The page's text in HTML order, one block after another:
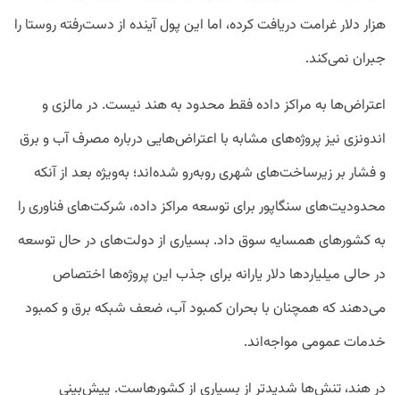
هزار دلار غرامت دریافت کرده، اما این پول آینده از دست‌رفته روستا را
جبران نمی‌کند.
اعتراض‌ها به مراکز داده فقط محدود به هند نیست. در مالزی و
اندونزی نیز پروژه‌های مشابه با اعتراض‌هایی درباره مصرف آب و برق
و فشار بر زیرساخت‌های شهری روبه‌رو شده‌اند؛ به‌ویژه بعد از آنکه
محدودیت‌های سنگاپور برای توسعه مراکز داده، شرکت‌های فناوری را
به کشورهای همسایه سوق داد. بسیاری از دولت‌های در حال توسعه
در حالی میلیاردها دلار یارانه برای جذب این پروژه‌ها اختصاص
می‌دهند که همچنان با بحران کمبود آب، ضعف شبکه برق و کمبود
خدمات عمومی مواجه‌اند.
در هند، تنش‌ها شدیدتر از بسیاری از کشورهاست. پیش‌بینی